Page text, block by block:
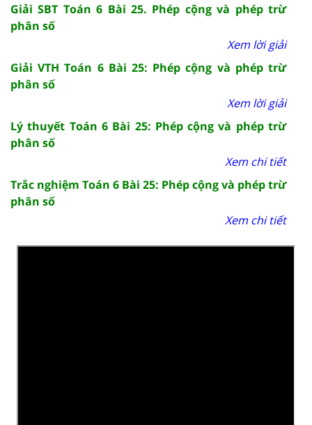
Giải SBT Toán 6 Bài 25. Phép cộng và phép trừ
phân số
Xem lời giải
Giải VTH Toán 6 Bài 25: Phép cộng và phép trừ
phân số
Xem lời giải
Lý thuyết Toán 6 Bài 25: Phép cộng và phép trừ
phân số
Xem chi tiết
Trắc nghiệm Toán 6 Bài 25: Phép cộng và phép trừ
phân số
Xem chi tiết